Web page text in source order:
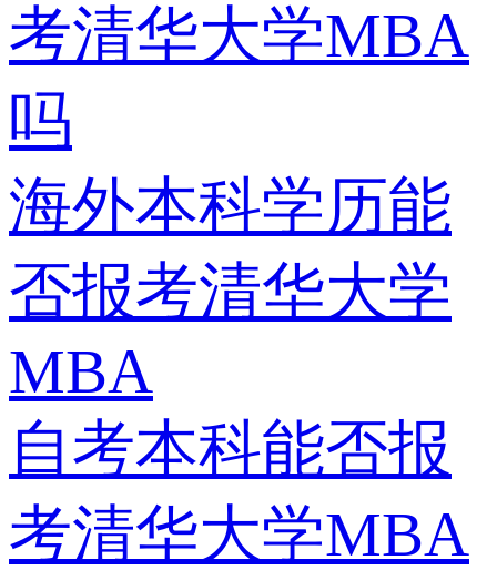
考清华大学MBA
吗
海外本科学历能
否报考清华大学
MBA
自考本科能否报
考清华大学MBA